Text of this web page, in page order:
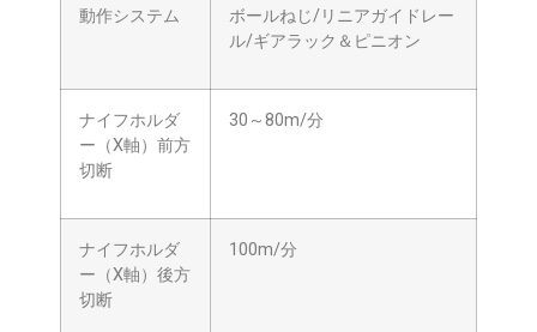
動作システム
ボールねじ/リニアガイドレー
ル/ギアラック＆ピニオン
ナイフホルダ
ー（X軸）前方
切断
30～80m/分
ナイフホルダ
ー（X軸）後方
切断
100m/分